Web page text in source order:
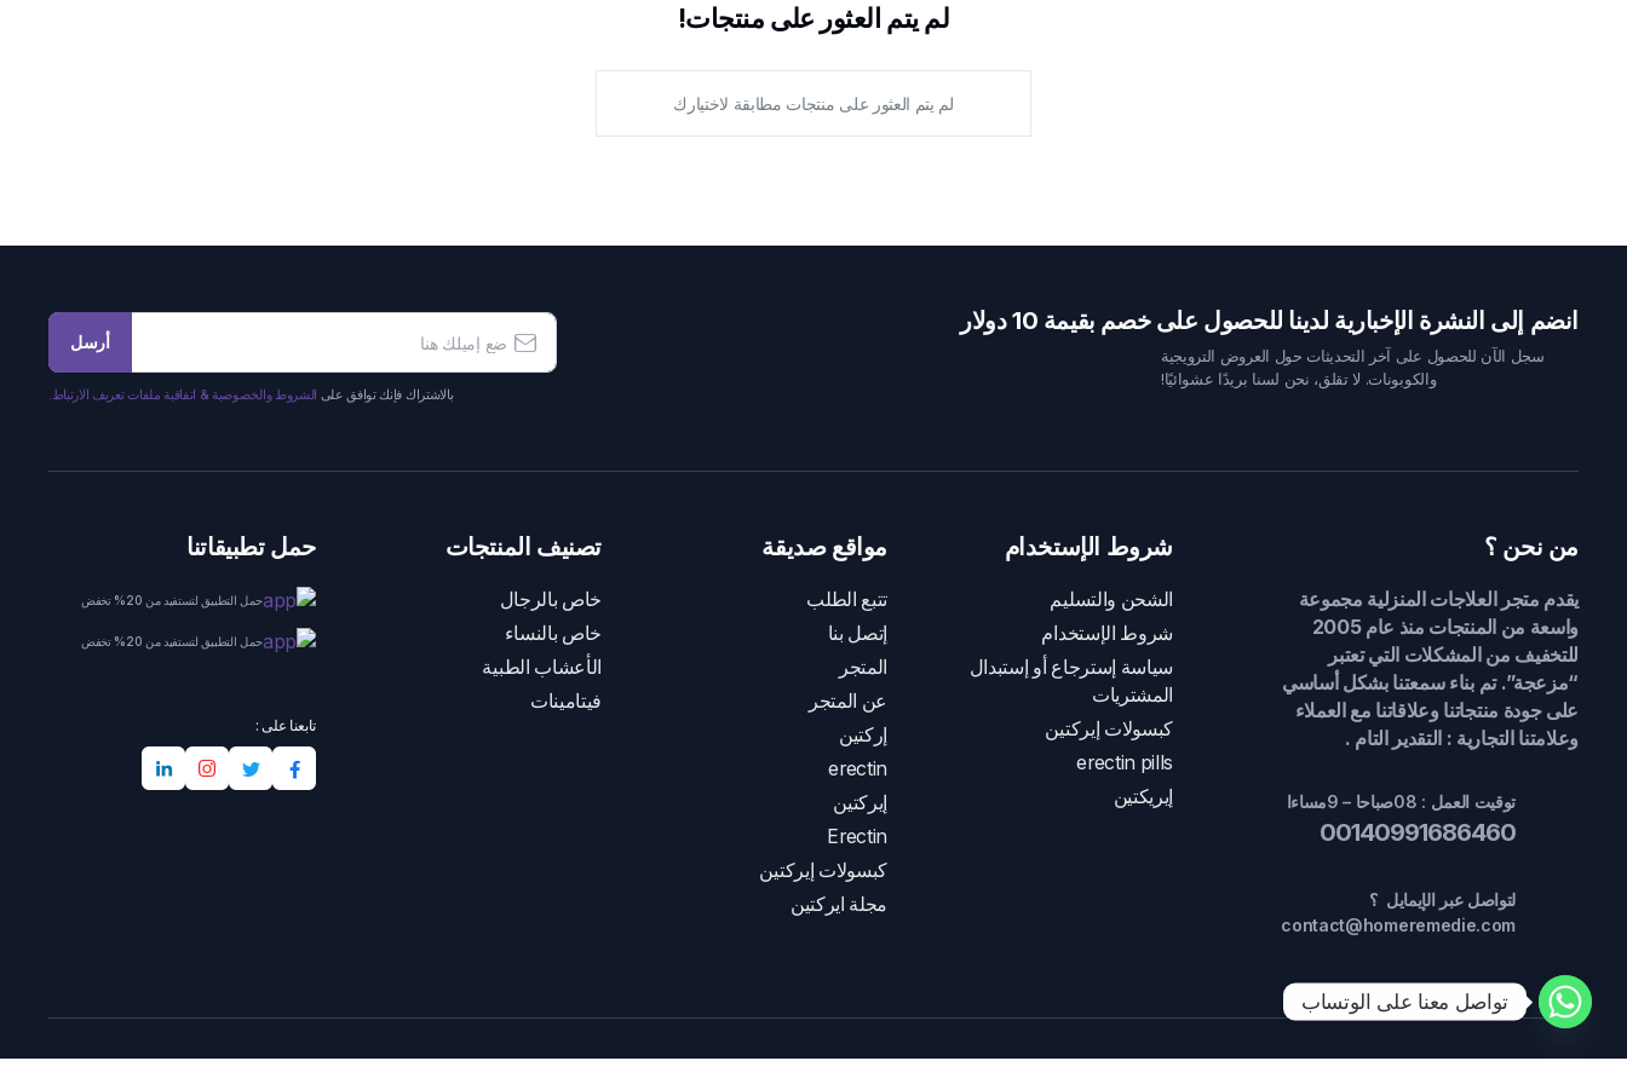
لم يتم العثور على منتجات!
لم يتم العثور على منتجات مطابقة لاختيارك
انضم إلى النشرة الإخبارية لدينا للحصول على خصم بقيمة 10 دولار
سجل الآن للحصول على آخر التحديثات حول العروض الترويجية
والكوبونات. لا تقلق، نحن لسنا بريدًا عشوائيًا!
أرسل
بالاشتراك فإنك توافق على الشروط والخصوصية & اتفاقية ملفات تعريف الارتباط.
من نحن ؟
يقدم متجر العلاجات المنزلية مجموعة
واسعة من المنتجات منذ عام 2005
للتخفيف من المشكلات التي تعتبر
“مزعجة”. تم بناء سمعتنا بشكل أساسي
على جودة منتجاتنا وعلاقاتنا مع العملاء
وعلامتنا التجارية : التقدير التام .
توقيت العمل : 08صباحا – 9مساءا
00140991686460
لتواصل عبر الإيمايل ؟
contact@homeremedie.com
شروط الإستخدام
الشحن والتسليم
شروط الإستخدام
سياسة إسترجاع أو إستبدال
المشتريات
كبسولات إيركتين
erectin pills
إيريكتين
مواقع صديقة
تتبع الطلب
إتصل بنا
المتجر
عن المتجر
إركتين
erectin
إيركتين
Erectin
كبسولات إيركتين
مجلة ايركتين
تصنيف المنتجات
خاص بالرجال
خاص بالنساء
الأعشاب الطبية
فيتامينات
حمل تطبيقاتنا
حمل التطبيق لتستفيد من 20% تخفض
حمل التطبيق لتستفيد من 20% تخفض
تابعنا على :
تواصل معنا على الوتساب